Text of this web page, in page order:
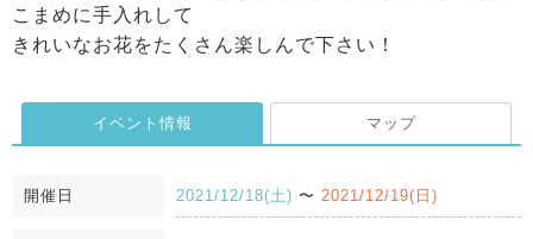
こまめに手入れして
きれいなお花をたくさん楽しんで下さい！
イベント情報 マップ
開催日 2021/12/18(土) 〜 2021/12/19(日)